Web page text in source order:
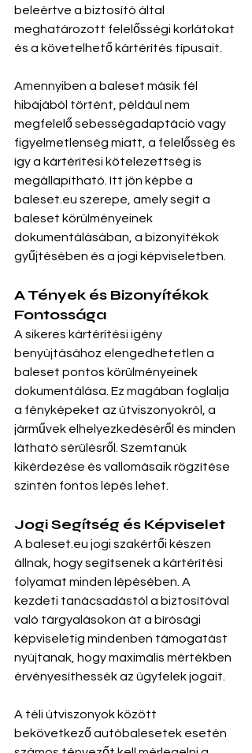
beleértve a biztosító által
meghatározott felelősségi korlátokat
és a követelhető kártérítés típusait.
Amennyiben a baleset másik fél
hibájából történt, például nem
megfelelő sebességadaptáció vagy
figyelmetlenség miatt, a felelősség és
így a kártérítési kötelezettség is
megállapítható. Itt jön képbe a
baleset.eu szerepe, amely segít a
baleset körülményeinek
dokumentálásában, a bizonyítékok
gyűjtésében és a jogi képviseletben.
A Tények és Bizonyítékok
Fontossága
A sikeres kártérítési igény
benyújtásához elengedhetetlen a
baleset pontos körülményeinek
dokumentálása. Ez magában foglalja
a fényképeket az útviszonyokról, a
járművek elhelyezkedéséről és minden
látható sérülésről. Szemtanúk
kikérdezése és vallomásaik rögzítése
szintén fontos lépés lehet.
Jogi Segítség és Képviselet
A baleset.eu jogi szakértői készen
állnak, hogy segítsenek a kártérítési
folyamat minden lépésében. A
kezdeti tanácsadástól a biztosítóval
való tárgyalásokon át a bírósági
képviseletig mindenben támogatást
nyújtanak, hogy maximális mértékben
érvényesíthessék az ügyfelek jogait.
A téli útviszonyok között
bekövetkező autóbalesetek esetén